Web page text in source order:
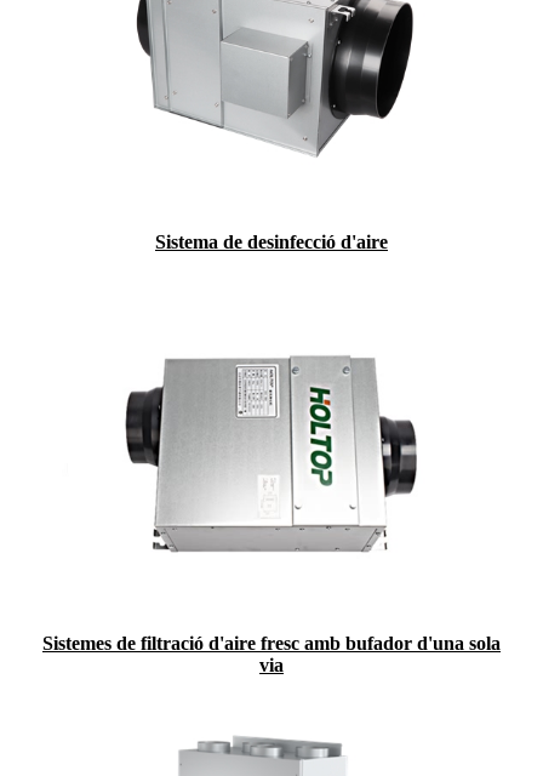
Sistema de desinfecció d'aire
Sistemes de filtració d'aire fresc amb bufador d'una sola
via